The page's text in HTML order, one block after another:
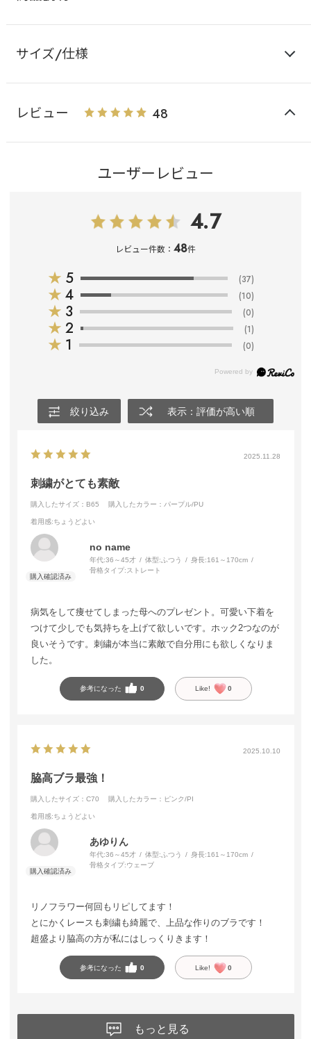
サイズ/仕様
レビュー 48
ユーザーレビュー
4.7
レビュー件数： 48件
★ 5 (37)
★ 4 (10)
★ 3 (0)
★ 2 (1)
★ 1 (0)
絞り込み 表示：評価が高い順
2025.11.28
刺繍がとても素敵
購入したサイズ：B65 購入したカラー：パープル/PU
着用感:ちょうどよい
no name
年代:36～45才 体型: ふつう 身長:161～170cm
骨格タイプ: ストレート
病気をして痩せてしまった母へのプレゼント。可愛い下着を
つけて少しでも気持ちを上げて欲しいです。ホック2つなのが
良いそうです。刺繍が本当に素敵で自分用にも欲しくなりま
した。
参考になった 0 Like! 0
2025.10.10
脇高ブラ最強！
購入したサイズ：C70 購入したカラー：ピンク/PI
着用感:ちょうどよい
あゆりん
年代:36～45才 体型:ふつう 身長:161～170cm
骨格タイプ:ウェーブ
リノフラワー何回もリピしてます！
とにかくレースも刺繍も綺麗で、上品な作りのブラです！
超盛より脇高の方が私にはしっくりきます！
参考になった 0 Like! 0
もっと見る